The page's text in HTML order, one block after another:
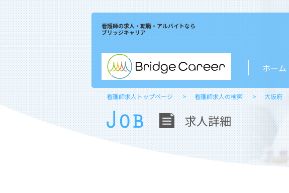
看護師の求人・転職・アルバイトなら
ブリッジキャリア
ホーム
看護師求人トップページ 看護師求人の検索 大阪府
求人詳細